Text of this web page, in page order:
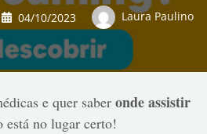
04/10/2023 Laura Paulino
e quer saberonde assistir
está no lugar certo!